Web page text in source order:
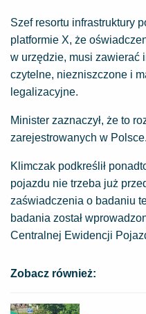
Szef resortu infrastruktury
platformie X, że
w urzędzie, musi zawierać
czytelne, niezniszczone i
legalizacyjne.
Minister zaznaczył, że to
zarejestrowanych w Polsce.
Klimczak podkreślił
pojazdu nie trzeba już
zaświadczenia o badaniu
badania został
Centralnej Ewidencji
Zobacz również: